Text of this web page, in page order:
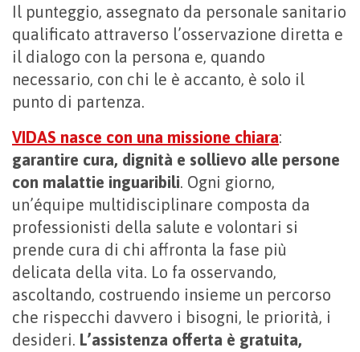
Il punteggio, assegnato da personale sanitario
qualificato attraverso l’osservazione diretta e
il dialogo con la persona e, quando
necessario, con chi le è accanto, è solo il
punto di partenza.
VIDAS nasce con una missione chiara:
garantire cura, dignità e sollievo alle persone
con malattie inguaribili. Ogni giorno,
un’équipe multidisciplinare composta da
professionisti della salute e volontari si
prende cura di chi affronta la fase più
delicata della vita. Lo fa osservando,
ascoltando, costruendo insieme un percorso
che rispecchi davvero i bisogni, le priorità, i
desideri. L’assistenza offerta è gratuita,